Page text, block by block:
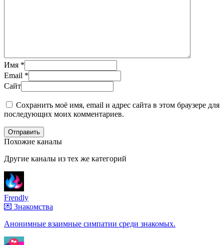
Имя *
Email *
Сайт
Сохранить моё имя, email и адрес сайта в этом браузере для
последующих моих комментариев.
Отправить
Похожие каналы
Другие каналы из тех же категорий
Frendly
💌 Знакомства
Анонимные взаимные симпатии среди знакомых.